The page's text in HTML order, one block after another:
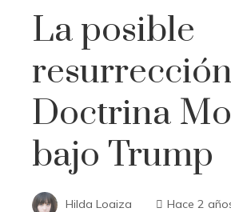
La posible
Doctrina
bajo Trump
Hilda Loaiza Hace 2